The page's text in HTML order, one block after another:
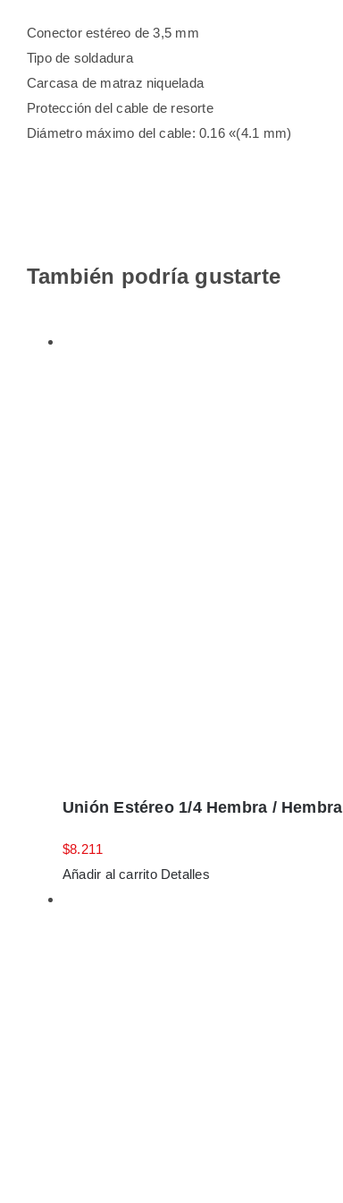
Conector estéreo de 3,5 mm
Tipo de soldadura
Carcasa de matraz niquelada
Protección del cable de resorte
Diámetro máximo del cable: 0.16 «(4.1 mm)
También podría gustarte
Unión Estéreo 1/4 Hembra / Hembra
$8.211
Añadir al carrito Detalles